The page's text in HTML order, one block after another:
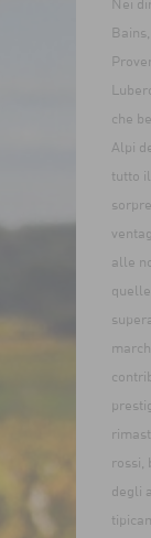
Nei
che
Alpi
tutto
alle
rossi,
degli